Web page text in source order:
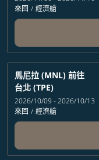
來回 / 經濟艙
馬尼拉 (MNL) 前往
台北 (TPE)
2026/10/09 - 2026/10/13
來回 / 經濟艙